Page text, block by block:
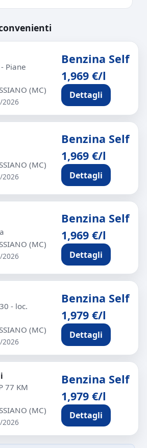
Piane
(MC)
Benzina Self
1,969 €/l
Dettagli
(MC)
Benzina Self
1,969 €/l
Dettagli
(MC)
Benzina Self
1,969 €/l
Dettagli
- loc.
(MC)
Benzina Self
1,979 €/l
Dettagli
77 KM
(MC)
Benzina Self
1,979 €/l
Dettagli